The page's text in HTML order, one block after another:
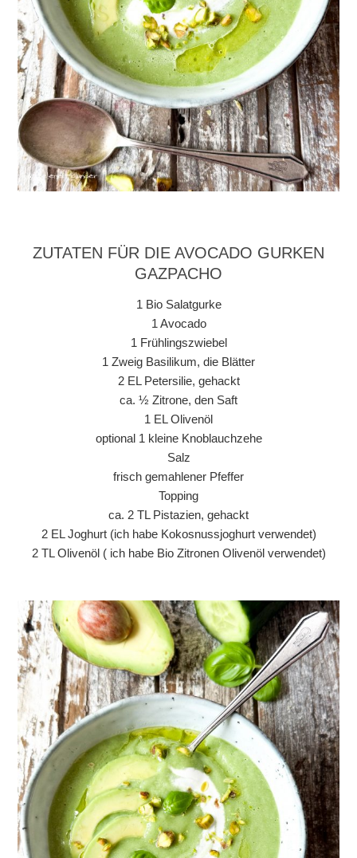
ZUTATEN FÜR DIE AVOCADO GURKEN
GAZPACHO
1 Bio Salatgurke
1 Avocado
1 Frühlingszwiebel
1 Zweig Basilikum, die Blätter
2 EL Petersilie, gehackt
ca. ½ Zitrone, den Saft
1 EL Olivenöl
optional 1 kleine Knoblauchzehe
Salz
frisch gemahlener Pfeffer
Topping
ca. 2 TL Pistazien, gehackt
2 EL Joghurt (ich habe Kokosnussjoghurt verwendet)
2 TL Olivenöl ( ich habe Bio Zitronen Olivenöl verwendet)